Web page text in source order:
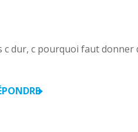
c dur, c pourquoi faut donner